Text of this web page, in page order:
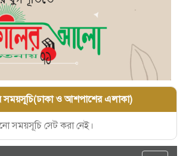
সময়সূচি(ঢাকা ও আশপাশের এলাকা)
সময়সূচি সেট করা নেই।